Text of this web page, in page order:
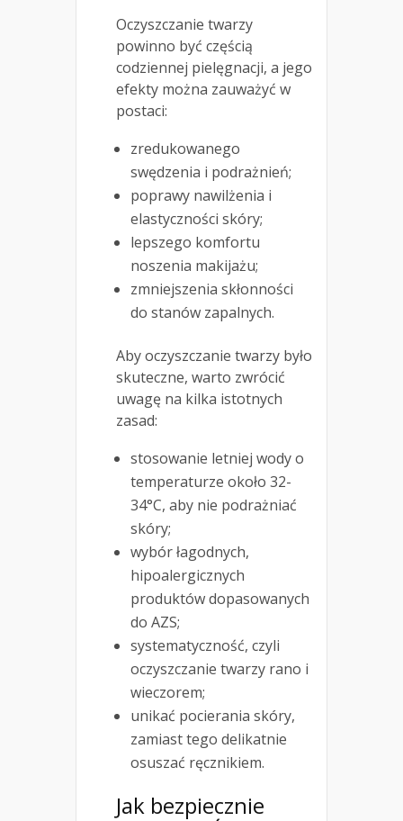
Oczyszczanie twarzy
powinno być częścią
codziennej pielęgnacji, a jego
efekty można zauważyć w
postaci:
zredukowanego
swędzenia i podrażnień;
poprawy nawilżenia i
elastyczności skóry;
lepszego komfortu
noszenia makijażu;
zmniejszenia skłonności
do stanów zapalnych.
Aby oczyszczanie twarzy było
skuteczne, warto zwrócić
uwagę na kilka istotnych
zasad:
stosowanie letniej wody o
temperaturze około 32-
34°C, aby nie podrażniać
skóry;
wybór łagodnych,
hipoalergicznych
produktów dopasowanych
do AZS;
systematyczność, czyli
oczyszczanie twarzy rano i
wieczorem;
unikać pocierania skóry,
zamiast tego delikatnie
osuszać ręcznikiem.
Jak bezpiecznie